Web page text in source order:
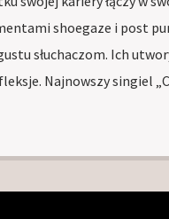
shoegaze i post
słuchaczom. Ich
Najnowszy singiel